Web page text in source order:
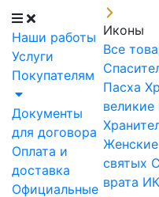
Наши работы
Услуги
Покупателям
Документы
для договора
Оплата и
доставка
Официальные
Иконы
Все
Пасха
великие
святых
врата